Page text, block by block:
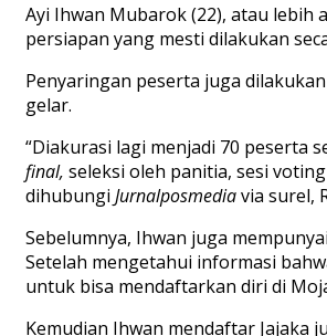
Ayi Ihwan Mubarok (22), atau lebih
persiapan yang mesti dilakukan
Penyaringan peserta juga
gelar.
“Diakurasi lagi menjadi 70 peserta
final, seleksi oleh panitia, sesi
dihubungi Jurnalposmediavia surel,
Sebelumnya, Ihwan juga
Setelah mengetahui informasi
untuk bisa mendaftarkan diri di M
Kemudian Ihwan mendaftar Jajaka